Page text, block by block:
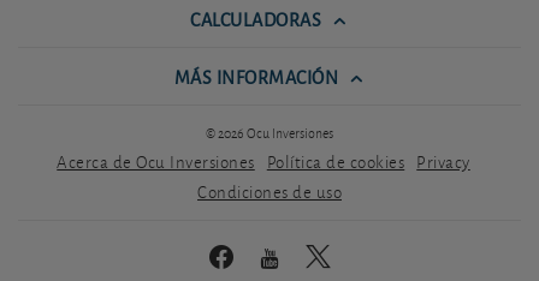
CALCULADORAS
MÁS INFORMACIÓN
© 2026 Ocu Inversiones
Acerca de Ocu Inversiones Política de cookies Privacy
Condiciones de uso